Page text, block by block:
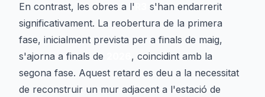
En contrast, les obres a l'
s'han endarrerit
significativament. La reobertura de la primera
fase, inicialment prevista per a finals de maig,
s'ajorna a finals de
, coincidint amb la
segona fase. Aquest retard es deu a la necessitat
de reconstruir un mur adjacent a l'estació de